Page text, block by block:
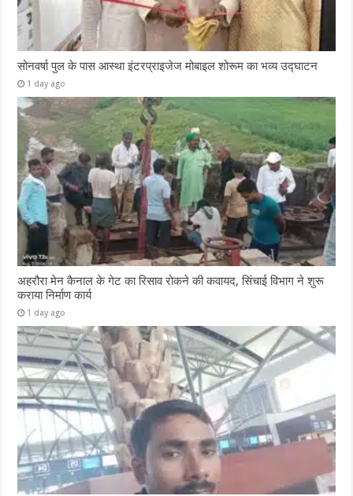
सोनवर्षा पुल के पास आस्था इंटरप्राइजेज मोबाइल शोरूम का भव्य उद्घाटन
1 day ago
अहरौरा मेन कैनाल के गेट का रिसाव रोकने की कवायद, सिंचाई विभाग ने शुरू
कराया निर्माण कार्य
1 day ago